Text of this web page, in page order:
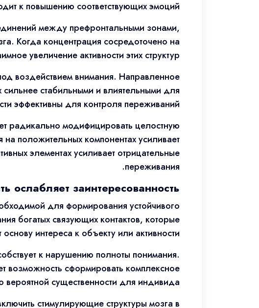
к повышению соответствующих эмоций.
между префронтальными зонами,
Когда концентрация сосредоточено на
увеличение активности этих структур.
воздействием внимания. Направленное
стабильными и влиятельными для
эффективны для контроля переживаний.
радикально модифицировать целостную
положительных компонентах усиливает
элементах усиливает отрицательные
переживания.
ослабляет заинтересованность
для формирования устойчивого
богатых связующих контактов, которые
интереса к объекту или активности.
к нарушению полноты понимания.
возможность сформировать комплексное
вероятной существенности для индивида.
стимулирующие структуры мозга в